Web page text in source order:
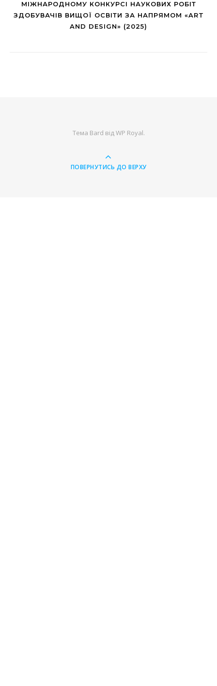
МІЖНАРОДНОМУ КОНКУРСІ НАУКОВИХ РОБІТ
ЗДОБУВАЧІВ ВИЩОЇ ОСВІТИ ЗА НАПРЯМОМ «ART
AND DESIGN» (2025)
Тема Bard відWP Royal.
ПОВЕРНУТИСЬ ДО ВЕРХУ